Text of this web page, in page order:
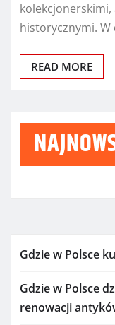
historycznymi.
READ MORE
Gdzie w Polsce
Gdzie w Polsce
renowacji